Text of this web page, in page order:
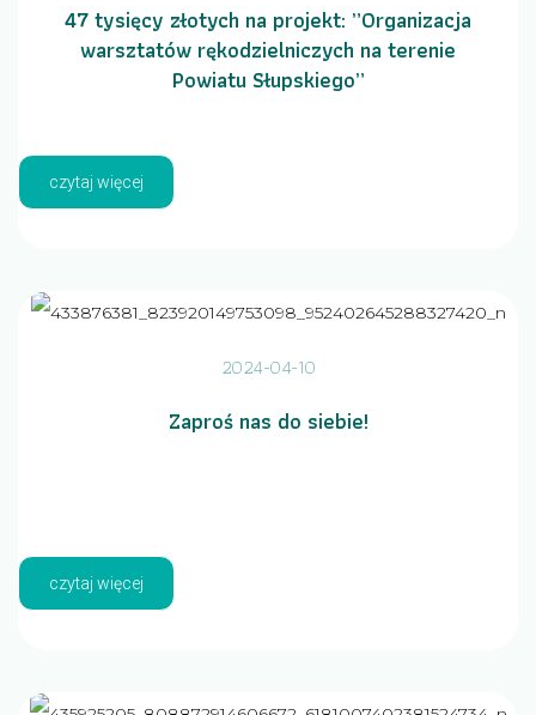
47 tysięcy złotych na projekt: „Organizacja
warsztatów rękodzielniczych na terenie
Powiatu Słupskiego”
czytaj więcej
2024-04-10
Zaproś nas do siebie!
czytaj więcej